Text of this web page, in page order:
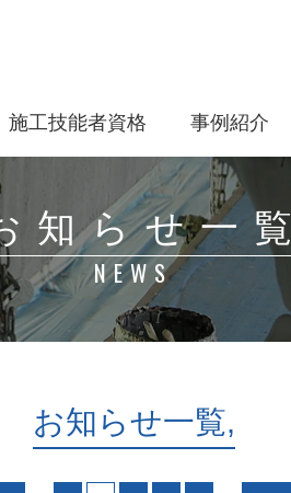
施工技能者資格 事例紹介
知らせ一覧
NEWS
お知らせ一覧,